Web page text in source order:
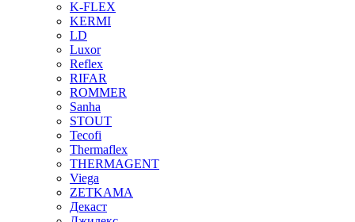
K-FLEX
KERMI
LD
Luxor
Reflex
RIFAR
ROMMER
Sanha
STOUT
Tecofi
Thermaflex
THERMAGENT
Viega
ZETKAMA
Декаст